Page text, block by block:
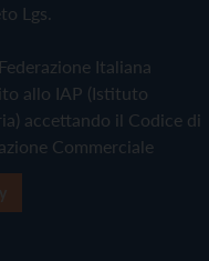
Lgs.
Italiana
allo IAP (Istituto
accettando il Codice di
Commerciale